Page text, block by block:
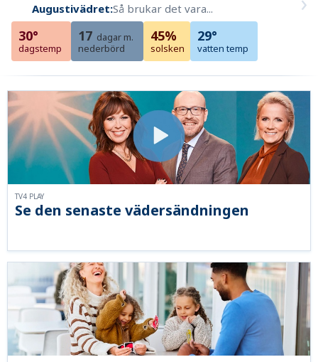
Augustivädret:Så brukar det vara...
30°
dagstemp
17 dagar m.
nederbörd
45%
solsken
29°
vatten temp
Se den senaste vädersändningen
TV4 PLAY